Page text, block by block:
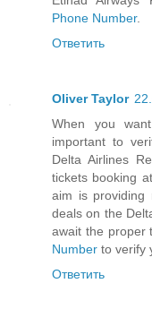
Phone Number.
Ответить
Oliver Taylor
When you
important to
Delta Airlines
tickets booking
aim is providing
deals on the
await the proper
Number to verify
Ответить